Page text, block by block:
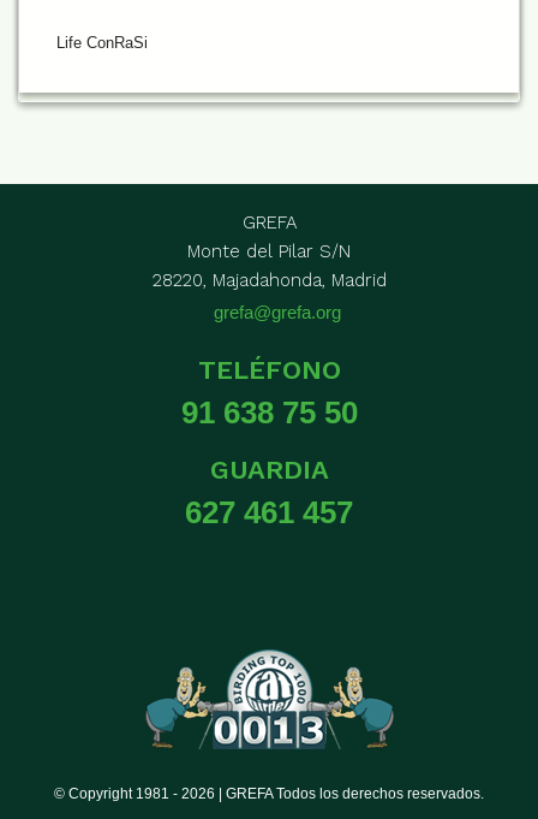
Life ConRaSi
GREFA
Monte del Pilar S/N
28220, Majadahonda, Madrid
grefa@grefa.org
TELÉFONO
91 638 75 50
GUARDIA
627 461 457
© Copyright 1981 - 2026 | GREFA Todos los derechos reservados.